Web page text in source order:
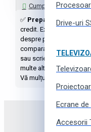
Drive-uri
Ecrane
Accesorii
Cumpără cu 1 click
✅ Preparate pentru
credit. Excelentă
despre produs:
comparație, favorite,
sau scrieți-ne prin
multe altele - tot asta
Vă mulțumim pentru